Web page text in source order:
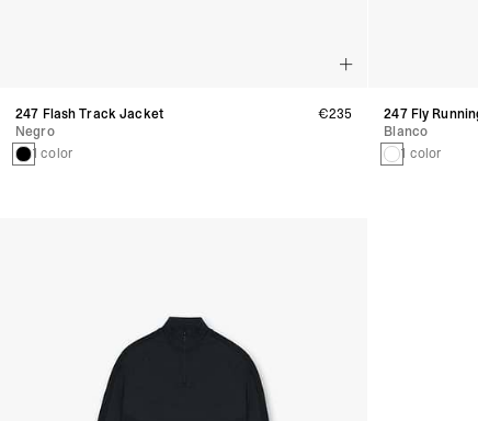
247 Flash Track Jacket
Negro
1 color
€235
247 Fly
Blanco
1 color